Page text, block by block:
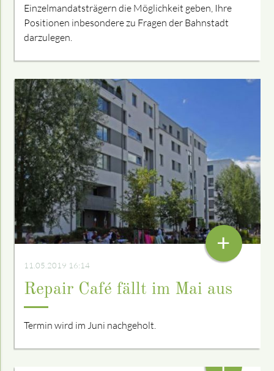
Einzelmandatsträgern die Möglichkeit geben, Ihre
Positionen inbesondere zu Fragen der Bahnstadt
darzulegen.
11.05.2019 16:14
Repair Café fällt im Mai aus
Termin wird im Juni nachgeholt.
+
+